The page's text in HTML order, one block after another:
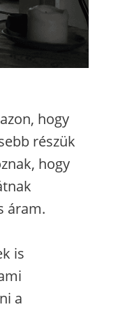
hogy
részük
hogy
áram.
is
a